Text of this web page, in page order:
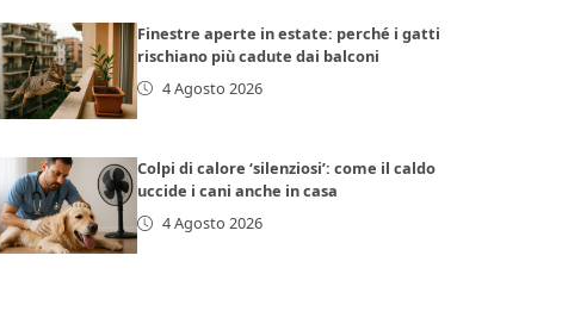
Finestre aperte in estate: perché i gatti
rischiano più cadute dai balconi
4 Agosto 2026
Colpi di calore ‘silenziosi’: come il caldo
uccide i cani anche in casa
4 Agosto 2026